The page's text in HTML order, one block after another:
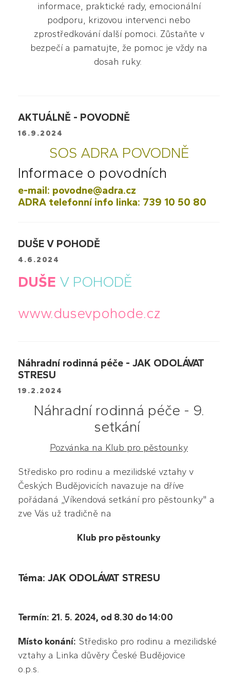
informace, praktické rady, emocionální
podporu, krizovou intervenci nebo
zprostředkování další pomoci. Zůstaňte v
bezpečí a pamatujte, že pomoc je vždy na
dosah ruky.
AKTUÁLNĚ - POVODNĚ
16.9.2024
SOS ADRA POVODNĚ
Informace o povodních
e-mail: povodne@adra.cz
ADRA telefonní info linka: 739 10 50 80
DUŠE V POHODĚ
4.6.2024
DUŠE V POHODĚ
www.dusevpohode.cz
Náhradní rodinná péče - JAK ODOLÁVAT
STRESU
19.2.2024
Náhradní rodinná péče - 9.
setkání
Pozvánka na Klub pro pěstounky
Středisko pro rodinu a mezilidské vztahy v
Českých Budějovicích navazuje na dříve
pořádaná „Víkendová setkání pro pěstounky" a
zve Vás už tradičně na
Klub pro pěstounky
Téma: JAK ODOLÁVAT STRESU
Termín: 21. 5. 2024, od 8.30 do 14:00
Místo konání: Středisko pro rodinu a mezilidské
vztahy a Linka důvěry České Budějovice
o.p.s.